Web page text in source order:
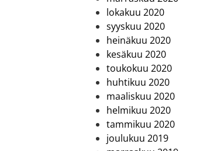
lokakuu 2020
syyskuu 2020
heinäkuu 2020
kesäkuu 2020
toukokuu 2020
huhtikuu 2020
maaliskuu 2020
helmikuu 2020
tammikuu 2020
joulukuu 2019